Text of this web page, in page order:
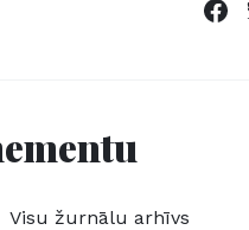
Visu žurnālu arhīvs